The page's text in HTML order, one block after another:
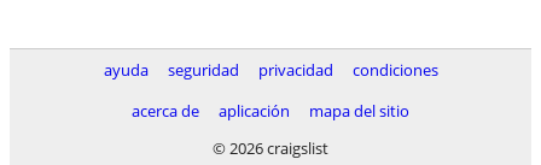
ayuda seguridad privacidad
condiciones
acerca de
aplicación
mapa del sitio
© 2026 craigslist